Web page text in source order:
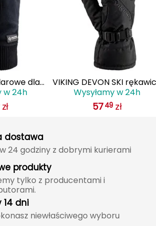
dla
Solano
w 24h
zł
VIKING DEVON SKI
zimowe męskie
110/22/6014 czarne
Wysyłamy w 24h
5749 zł
dostawa
24 godziny z dobrymi kurierami
produkty
tylko z producentami i
14 dni
niewłaściwego wyboru